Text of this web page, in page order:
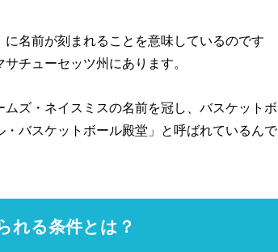
名前が刻まれることを意味しているのです
チューセッツ州にあります。
ズ・ネイスミスの名前を冠し、バスケットボ
バスケットボール殿堂」と呼ばれているんで
れる条件とは？